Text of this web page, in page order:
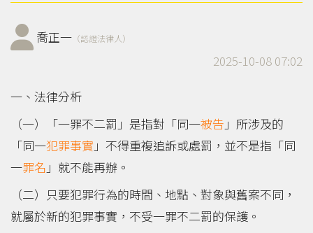
喬正一 （認證法律人）
2025-10-08 07:02
一、法律分析
（一）「一罪不二罰」是指對「同一被告 」所涉及的
「同一犯罪事實 」不得重複追訴或處罰，並不是指「同
一罪名 」就不能再辦。
（二）只要犯罪行為的時間、地點、對象與舊案不同，
就屬於新的犯罪事實，不受一罪不二罰的保護。